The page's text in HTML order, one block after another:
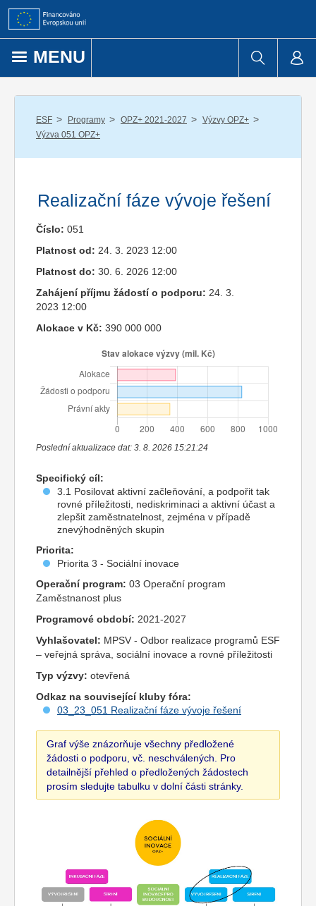
Přejít k obsahu
MENU
ESF / Programy / OPZ+ 2021-2027 / Výzvy OPZ+ /
Výzva 051 OPZ+
Realizační fáze vývoje řešení
Číslo: 051
Platnost od: 24. 3. 2023 12:00
Platnost do: 30. 6. 2026 12:00
Zahájení příjmu žádostí o podporu: 24. 3.
2023 12:00
Alokace v Kč: 390 000 000
Poslední aktualizace dat: 3. 8. 2026 15:21:24
Specifický cíl:
3.1 Posilovat aktivní začleňování, a podpořit tak
rovné příležitosti, nediskriminaci a aktivní účast a
zlepšit zaměstnatelnost, zejména v případě
znevýhodněných skupin
Priorita:
Priorita 3 - Sociální inovace
Operační program: 03 Operační program
Zaměstnanost plus
Programové období: 2021-2027
Vyhlašovatel: MPSV - Odbor realizace programů ESF
– veřejná správa, sociální inovace a rovné příležitosti
Typ výzvy: otevřená
Odkaz na související kluby fóra:
03_23_051 Realizační fáze vývoje řešení
Graf výše znázorňuje všechny předložené
žádosti o podporu, vč. neschválených. Pro
detailnější přehled o předložených žádostech
prosím sledujte tabulku v dolní části stránky.